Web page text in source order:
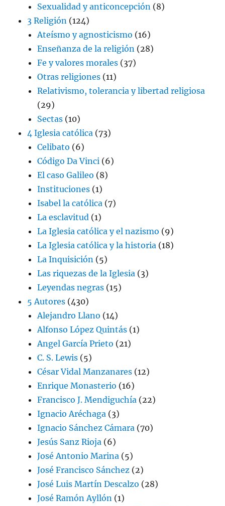
Sexualidad y anticoncepción (8)
3 Religión (124)
Ateísmo y agnosticismo (16)
Enseñanza de la religión (28)
Fe y valores morales (37)
Otras religiones (11)
Relativismo, tolerancia y libertad religiosa
(29)
Sectas (10)
4 Iglesia católica (73)
Celibato (6)
Código Da Vinci (6)
El caso Galileo (8)
Instituciones (1)
Isabel la católica (7)
La esclavitud (1)
La Iglesia católica y el nazismo (9)
La Iglesia católica y la historia (18)
La Inquisición (5)
Las riquezas de la Iglesia (3)
Leyendas negras (15)
5 Autores (430)
Alejandro Llano (14)
Alfonso López Quintás (1)
Angel García Prieto (21)
C. S. Lewis (5)
César Vidal Manzanares (12)
Enrique Monasterio (16)
Francisco J. Mendiguchía (22)
Ignacio Aréchaga (3)
Ignacio Sánchez Cámara (70)
Jesús Sanz Rioja (6)
José Antonio Marina (5)
José Francisco Sánchez (2)
José Luis Martín Descalzo (28)
José Ramón Ayllón (1)